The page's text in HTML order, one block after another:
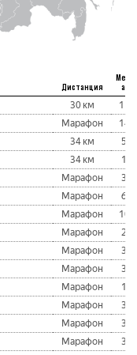
Дистанция
абс
30 км
115
Марафон
143
34 км
51
34 км
11
Марафон
38
Марафон
61
Марафон
101
Марафон
24
Марафон
36
Марафон
37
Марафон
19
Марафон
39
Марафон
32
Марафон
33